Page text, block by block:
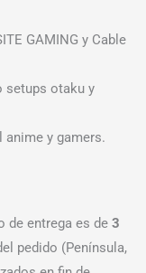
GAMING y Cable
setups otaku y
anime y gamers.
de entrega es de 3
pedido (Península,